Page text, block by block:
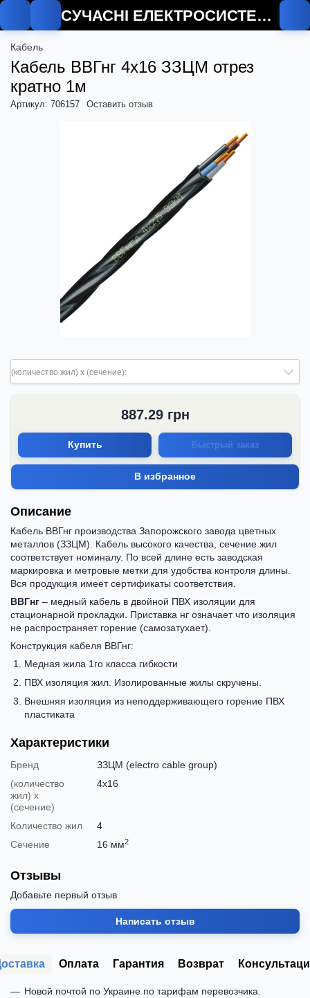
СУЧАСНІ ЕЛЕКТРОСИСТЕМИ
Кабель
Кабель ВВГнг 4х16 ЗЗЦМ отрез
кратно 1м
Артикул: 706157 Оставить отзыв
(количество жил) х (сечение):
887.29грн
Купить Быстрый заказ
В избранное
Описание
Кабель ВВГнг производства Запорожского завода цветных
металлов (ЗЗЦМ). Кабель высокого качества, сечение жил
соответствует номиналу. По всей длине есть заводская
маркировка и метровые метки для удобства контроля длины.
Вся продукция имеет сертификаты соответствия.
ВВГнг – медный кабель в двойной ПВХ изоляции для
стационарной прокладки. Приставка нг означает что изоляция
не распространяет горение (самозатухает).
Конструкция кабеля ВВГнг:
Медная жила 1го класса гибкости
ПВХ изоляция жил. Изолированные жилы скручены.
Внешняя изоляция из неподдерживающего горение ПВХ
пластиката
Характеристики
Бренд
ЗЗЦМ (electro cable group)
(количество
жил) х
(сечение)
4х16
Количество жил
4
Сечение
16 мм2
Отзывы
Добавьте первый отзыв
Написать отзыв
Оплата Гарантия Возврат
Новой почтой по Украине по тарифам перевозчика.